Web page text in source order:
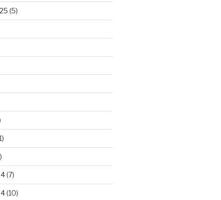
(5)
(7)
(10)